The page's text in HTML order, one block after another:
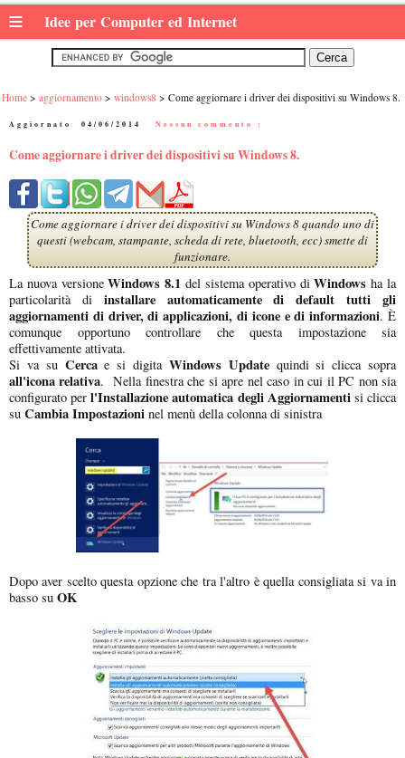
≡ Idee per Computer ed Internet
Home aggiornamento windows8 Come aggiornare i driver dei dispositivi su Windows 8.
Aggiornato: 04/06/2014 Nessun commento :
Come aggiornare i driver dei dispositivi su Windows 8.
Come aggiornare i driver dei dispositivi su Windows 8 quando uno di
questi (webcam, stampante, scheda di rete, bluetooth, ecc) smette di
funzionare.
La nuova versioneWindows 8.1 del sistema operativo diWindows ha la
particolarità di installare automaticamente di default tutti gli
aggiornamenti di driver, di applicazioni, di icone e di informazioni. È
comunque opportuno controllare che questa impostazione sia
effettivamente attivata.
Si va su Cercae si digitaWindows Updatequindi si clicca sopra
all'icona relativa. Nella finestra che si apre nel caso in cui il PC non sia
configurato perl'Installazione automatica degli Aggiornamentisi clicca
su Cambia Impostazioni nel menù della colonna di sinistra
Dopo aver scelto questa opzione che tra l'altro è quella consigliata si va in
basso su OK